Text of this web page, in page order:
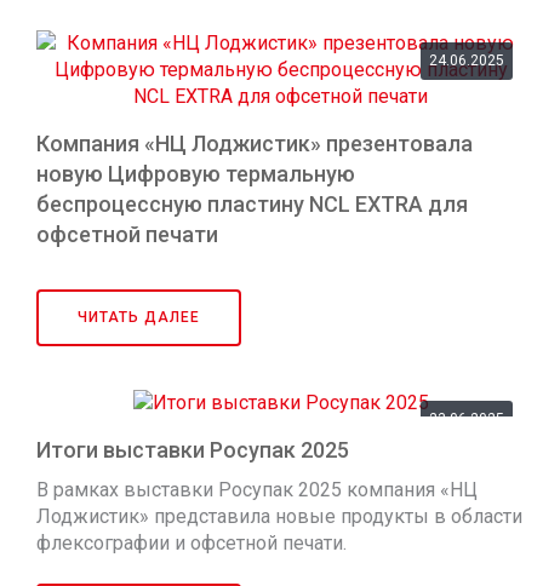
24.06.2025
Компания «НЦ Лоджистик» презентовала
новую Цифровую термальную
беспроцессную пластину NCL EXTRA для
офсетной печати
EXTRA — новый экологически чистый продукт для
печати. После экспонирования пластину можно
сразу устанавливать в печатную машину без какой-
ЧИТАТЬ ДАЛЕЕ
23.06.2025
Итоги выставки Росупак 2025
В рамках выставки Росупак 2025 компания «НЦ
Лоджистик» представила новые продукты в области
флексографии и офсетной печати.